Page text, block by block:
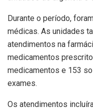
Durante o período,
médicas. As unidades
atendimentos na
medicamentos
medicamentos e 153
exames.
Os atendimentos